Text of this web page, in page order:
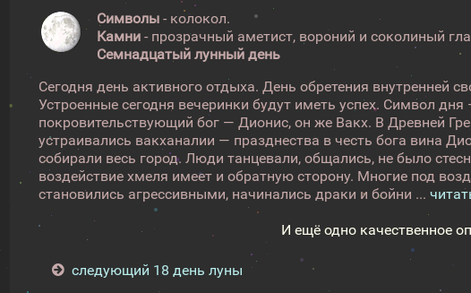
Символы - колокол.
Камни - прозрачный аметист, вороний и соколиный
Семнадцатый лунный день
Сегодня день активного отдыха. День обретения внутренней
Устроенные сегодня вечеринки будут иметь успех. Символ дня
покровительствующий бог — Дионис, он же Вакх. В Древней
устраивались вакханалии — празднества в честь бога вина
собирали весь город. Люди танцевали, общались, не было
воздействие хмеля имеет и обратную сторону. Многие под
становились агрессивными, начинались драки и бойни ...
И ещё одно качественное
следующий 18 день луны